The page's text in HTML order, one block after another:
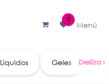
0
Menú
Liquidos Geles